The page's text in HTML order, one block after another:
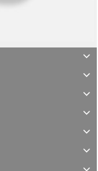






